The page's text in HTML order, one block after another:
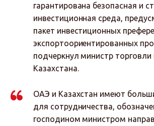
гарантирована безопасная и
инвестиционная среда,
пакет инвестиционных
экспортоориентированных
подчеркнул министр торговли
Казахстана.
ОАЭ и Казахстан имеют
для сотрудничества,
господином министром